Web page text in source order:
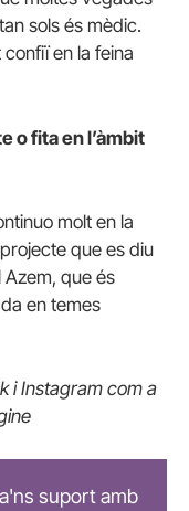
sols és mèdic.
en la feina
o fita en l’àmbit
molt en la
que es diu
Azem, que és
en temes
i Instagram com a
suport amb